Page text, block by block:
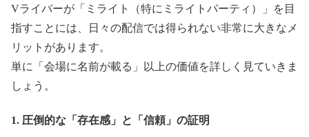
Vライバーが「ミライト（特にミライトパーティ）」を目
指すことには、日々の配信では得られない非常に大きなメ
リットがあります。
単に「会場に名前が載る」以上の価値を詳しく見ていきま
しょう。
1. 圧倒的な「存在感」と「信頼」の証明